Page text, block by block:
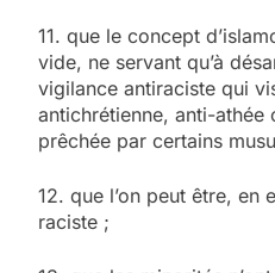
11. que le concept
vide, ne servant qu’à
vigilance antiraciste qui
antichrétienne, anti-athée
prêchée par certains
12. que l’on peut être, en
raciste ;